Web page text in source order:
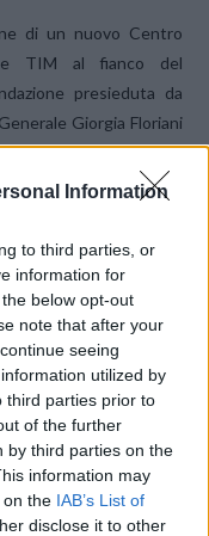
Information
to third parties, or
information for
below opt-out
note that after your
seeing
utilized by
third parties prior to
of the further
by third parties on the
information may
on the IAB’s List of
disclose it to other
di un nuovo Centro
TIM al fianco del
presieduta da
Giorgia Floriani